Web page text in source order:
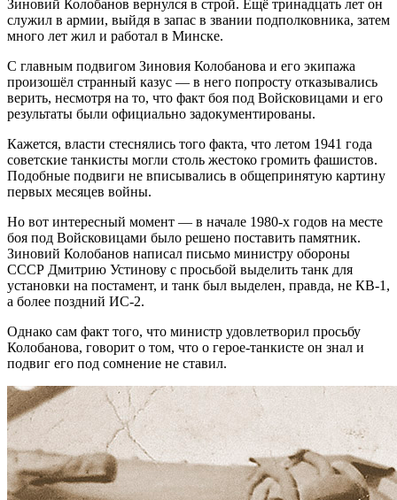
Зиновий Колобанов вернулся в строй. Ещё тринадцать лет он
служил в армии, выйдя в запас в звании подполковника, затем
много лет жил и работал в Минске.
С главным подвигом Зиновия Колобанова и его экипажа
произошёл странный казус — в него попросту отказывались
верить, несмотря на то, что факт боя под Войсковицами и его
результаты были официально задокументированы.
Кажется, власти стеснялись того факта, что летом 1941 года
советские танкисты могли столь жестоко громить фашистов.
Подобные подвиги не вписывались в общепринятую картину
первых месяцев войны.
Но вот интересный момент — в начале 1980-х годов на месте
боя под Войсковицами было решено поставить памятник.
Зиновий Колобанов написал письмо министру обороны
СССР Дмитрию Устинову с просьбой выделить танк для
установки на постамент, и танк был выделен, правда, не КВ-1,
а более поздний ИС-2.
Однако сам факт того, что министр удовлетворил просьбу
Колобанова, говорит о том, что о герое-танкисте он знал и
подвиг его под сомнение не ставил.